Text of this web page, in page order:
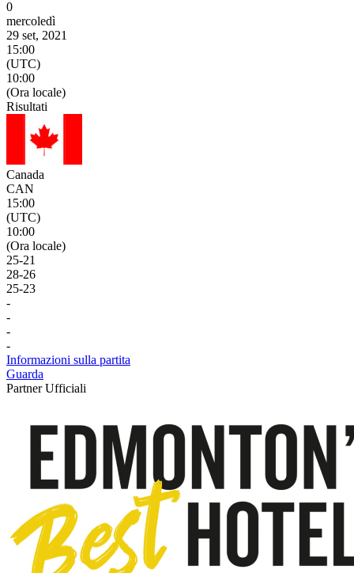
0
mercoledì
29 set, 2021
15:00
(UTC)
10:00
(Ora locale)
Risultati
Canada
CAN
15:00
(UTC)
10:00
(Ora locale)
25-21
28-26
25-23
-
-
-
-
Informazioni sulla partita
Guarda
Partner Ufficiali